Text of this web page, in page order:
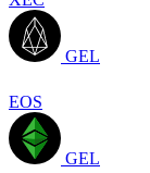
GEL
EOS
GEL